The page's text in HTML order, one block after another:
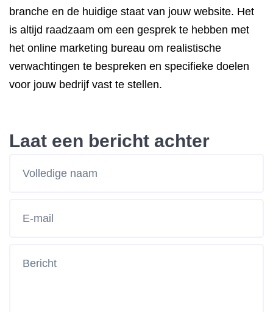
branche en de huidige staat van jouw website. Het
is altijd raadzaam om een gesprek te hebben met
het online marketing bureau om realistische
verwachtingen te bespreken en specifieke doelen
voor jouw bedrijf vast te stellen.
Laat een bericht achter